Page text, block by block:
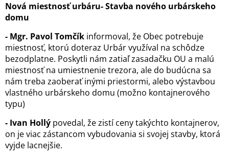
Nová miestnosť urbáru- Stavba nového urbárskeho
domu
- Mgr. Pavol Tomčík informoval, že Obec potrebuje
miestnosť, ktorú doteraz Urbár využíval na schôdze
bezodplatne. Poskytli nám zatiaľ zasadačku OU a malú
miestnosť na umiestnenie trezora, ale do budúcna sa
nám treba zaoberať inými priestormi, alebo výstavbou
vlastného urbárskeho domu (možno kontajnerového
typu)
- Ivan Hollý povedal, že zistí ceny takýchto kontajnerov,
on je viac zástancom vybudovania si svojej stavby, ktorá
vyjde lacnejšie.